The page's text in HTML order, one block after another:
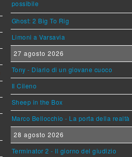
possibile
Ghost: 2 Big To Rig
Limoni a Varsavia
27 agosto 2026
Tony - Diario di un giovane cuoco
Il Cileno
Sheep in the Box
Marco Bellocchio - La porta della realtà
28 agosto 2026
Terminator 2 - Il giorno del giudizio